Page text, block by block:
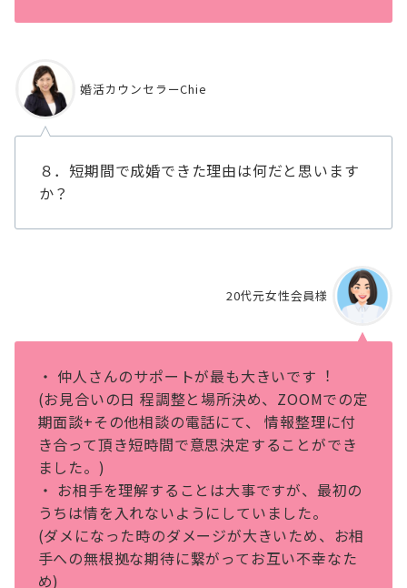
婚活カウンセラーChie
８．短期間で成婚できた理由は何だと思います
か？
20代元女性会員様
・ 仲⼈さんのサポートが最も⼤きいです︕
(お⾒合いの⽇ 程調整と場所決め、ZOOMでの定
期⾯談+その他相談の電話にて、 情報整理に付
き合って頂き短時間で意思決定することができ
ました。)
・ お相⼿を理解することは⼤事ですが、最初の
うちは情を⼊れないようにしていました。
(ダメになった時のダメージが⼤きいため、お相
⼿への無根拠な期待に繋がってお互い不幸なた
め)